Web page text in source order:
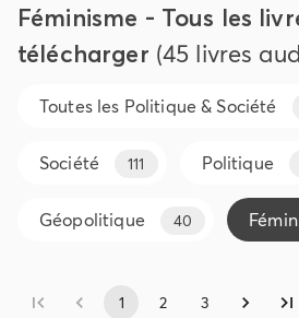
Féminisme - Tous les
télécharger (45 livres
Toutes les Politique & Société
Société 111 Politique
Géopolitique 40
1 2 3